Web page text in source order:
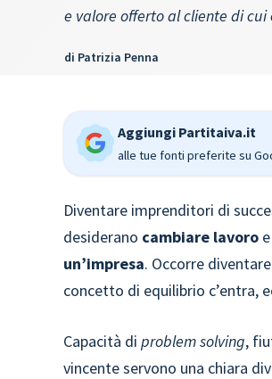
e valore offerto al cliente di cui
di Patrizia Penna
Aggiungi Partitaiva.it
alle tue fonti preferite su
Diventare imprenditori di
desiderano cambiare lavoro
un’impresa. Occorre
concetto di equilibrio c’entra,
Capacità diproblem solving,
vincente servono una chiara